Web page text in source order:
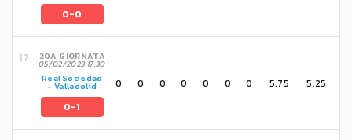
0-0
20A GIORNATA
05/02/2023 17:30
Real Sociedad
- Valladolid
0-1
0 0 0 0 0 0 0 5,75 5,25